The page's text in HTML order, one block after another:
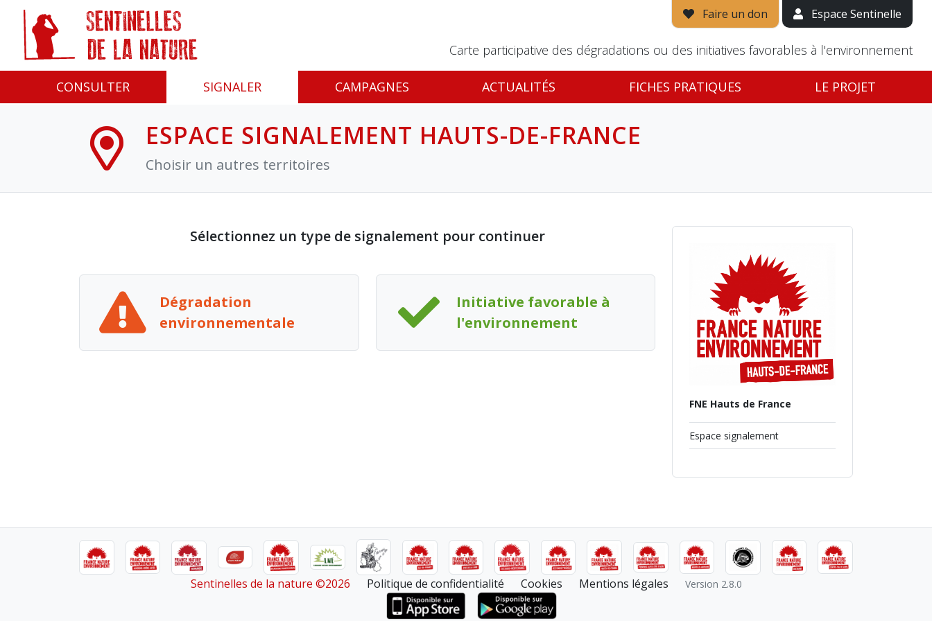
Faire un don Espace Sentinelle
Carte participative des dégradations ou des initiatives favorables à l'environnement
CONSULTER SIGNALER CAMPAGNES ACTUALITÉS FICHES PRATIQUES LE PROJET
ESPACE SIGNALEMENT HAUTS-DE-FRANCE
Choisir un autres territoires
Sélectionnez un type de signalement pour continuer
Dégradation
environnementale
Initiative favorable à
l'environnement
FNE Hauts de France
Espace signalement
Sentinelles de la nature ©2026 Politique de confidentialité Cookies Mentions légales Version 2.8.0
Panneau de gestion des cookies